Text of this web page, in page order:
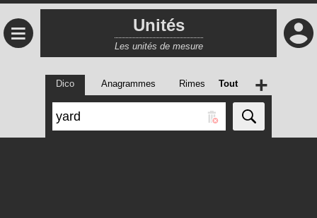
≡ Unités
Les unités de mesure
Dico Anagrammes Rimes Tout +